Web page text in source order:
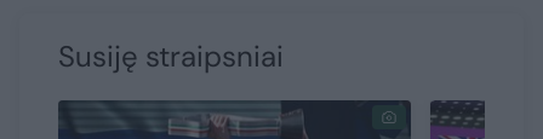
Susiję straipsniai